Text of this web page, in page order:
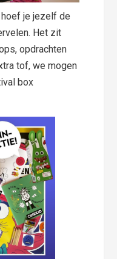
je jezelf de
Het zit
opdrachten
tof, we mogen
box